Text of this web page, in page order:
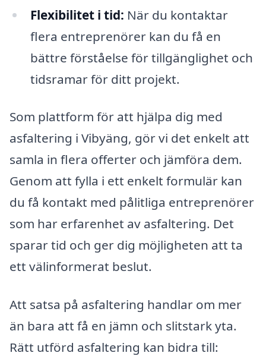
Flexibilitet i tid: När du kontaktar
flera entreprenörer kan du få en
bättre förståelse för tillgänglighet och
tidsramar för ditt projekt.
Som plattform för att hjälpa dig med
asfaltering i Vibyäng, gör vi det enkelt att
samla in flera offerter och jämföra dem.
Genom att fylla i ett enkelt formulär kan
du få kontakt med pålitliga entreprenörer
som har erfarenhet av asfaltering. Det
sparar tid och ger dig möjligheten att ta
ett välinformerat beslut.
Att satsa på asfaltering handlar om mer
än bara att få en jämn och slitstark yta.
Rätt utförd asfaltering kan bidra till: